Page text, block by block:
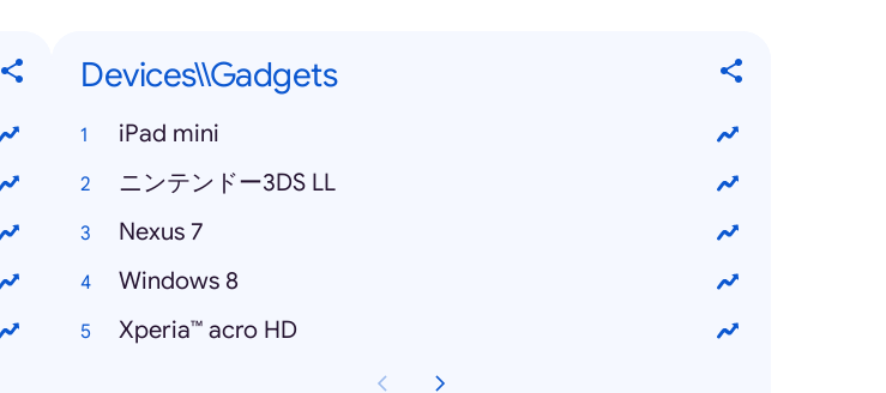
Devices\\Gadgets
iPad mini
ニンテンドー3DS LL
Nexus 7
Windows 8
Xperia™ acro HD